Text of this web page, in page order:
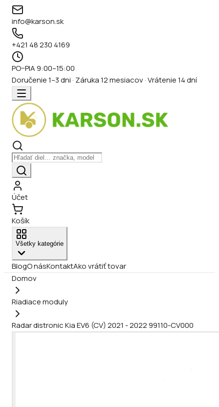
info@karson.sk
+421 48 230 4169
PO–PIA 9:00–15:00
Doručenie 1–3 dni · Záruka 12 mesiacov · Vrátenie 14 dní
Účet
Košík
Všetky kategórie
BlogO násKontaktAko vrátiť tovar
Domov
Riadiace moduly
Radar distronic Kia EV6 (CV) 2021 - 2022 99110-CV000